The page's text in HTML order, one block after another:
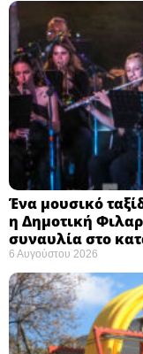
Ένα μουσικό
η Δημοτική
συναυλία στο
6 Αυγούστου 2026